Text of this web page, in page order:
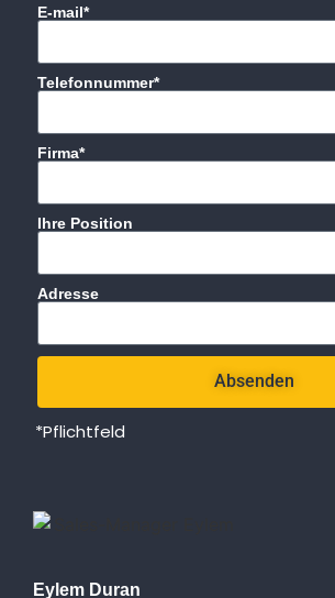
E-mail*
Telefonnummer*
Firma*
Ihre Position
Adresse
Absenden
*Pflichtfeld
Eylem Duran